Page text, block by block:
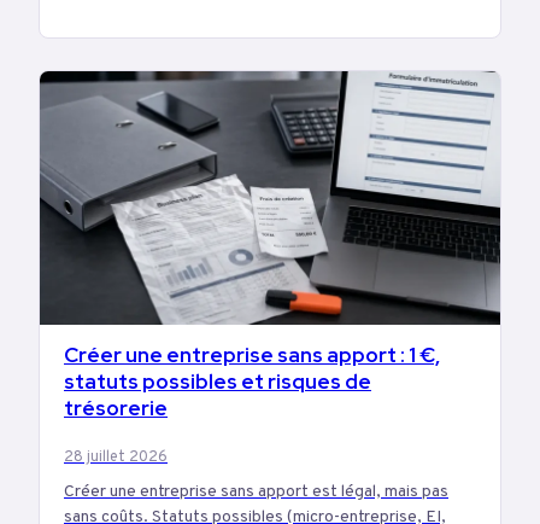
BUSINESS
Créer une entreprise sans apport : 1 €,
statuts possibles et risques de
trésorerie
28 juillet 2026
Créer une entreprise sans apport est légal, mais pas
sans coûts. Statuts possibles (micro-entreprise, EI,